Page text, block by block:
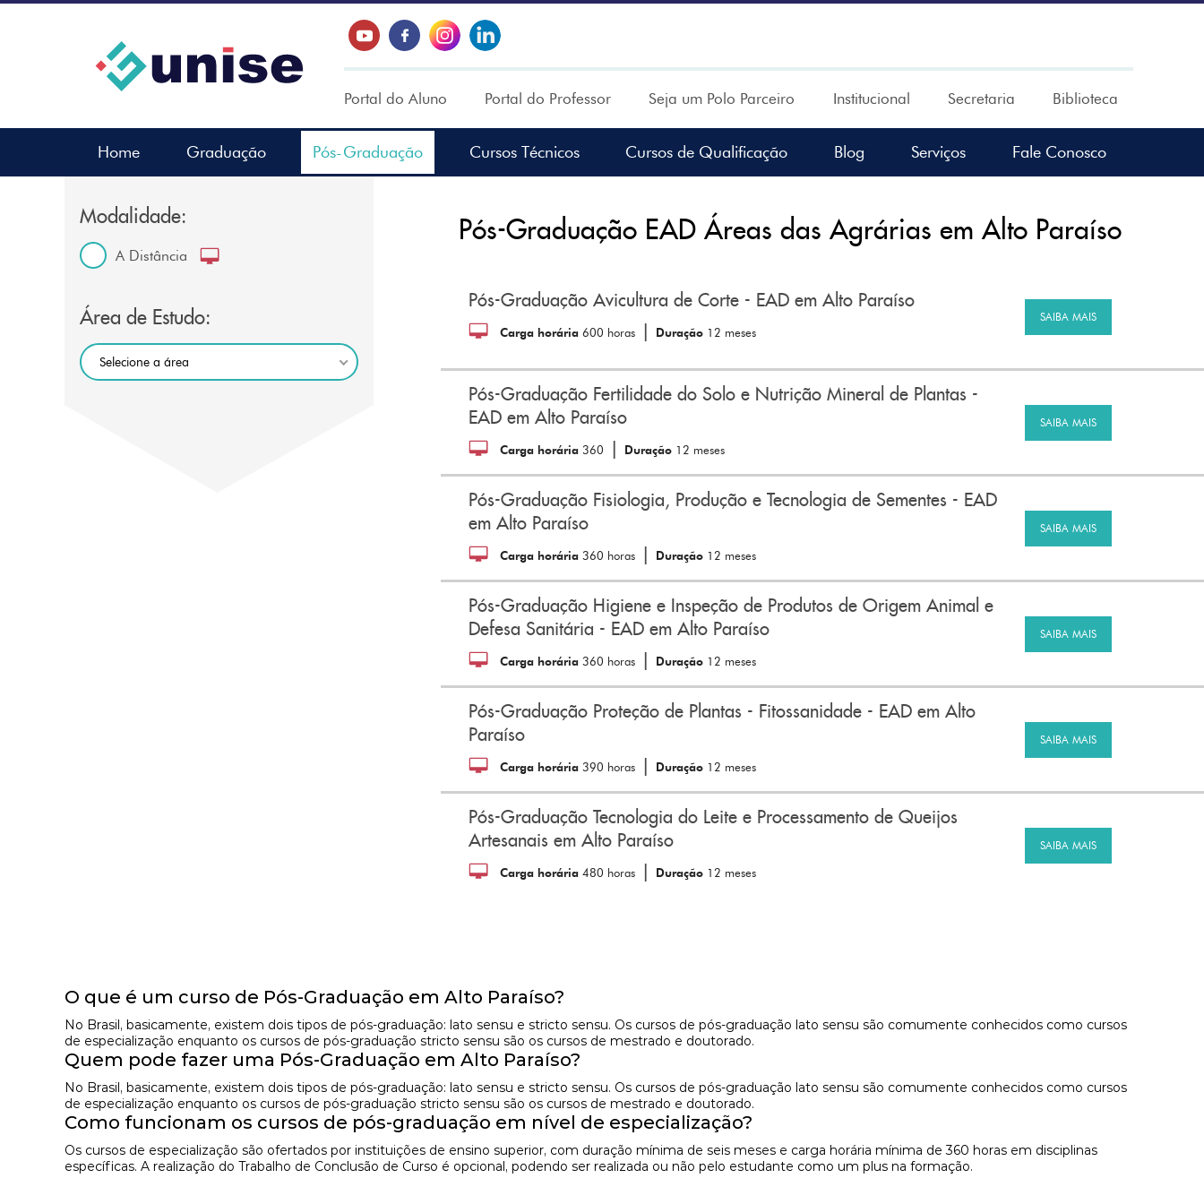
Portal do Aluno Portal do Professor Seja um Polo Parceiro Institucional Secretaria Biblioteca
Home Graduação Pós-Graduação Cursos Técnicos Cursos de Qualificação Blog Serviços Fale Conosco
Modalidade:
A Distância
Área de Estudo:
Selecione a área
Pós-Graduação EAD Áreas das Agrárias em Alto Paraíso
Pós-Graduação Avicultura de Corte - EAD em Alto Paraíso
Carga horária600 horas | Duração 12 meses
SAIBA MAIS
Pós-Graduação Fertilidade do Solo e Nutrição Mineral de Plantas -
EAD em Alto Paraíso
Carga horária360 | Duração 12 meses
SAIBA MAIS
Pós-Graduação Fisiologia, Produção e Tecnologia de Sementes - EAD
em Alto Paraíso
Carga horária360 horas | Duração 12 meses
SAIBA MAIS
Pós-Graduação Higiene e Inspeção de Produtos de Origem Animal e
Defesa Sanitária - EAD em Alto Paraíso
Carga horária360 horas | Duração 12 meses
SAIBA MAIS
Pós-Graduação Proteção de Plantas - Fitossanidade - EAD em Alto
Paraíso
Carga horária390 horas | Duração 12 meses
SAIBA MAIS
Pós-Graduação Tecnologia do Leite e Processamento de Queijos
Artesanais em Alto Paraíso
Carga horária480 horas | Duração 12 meses
SAIBA MAIS
O que é um curso de Pós-Graduação em Alto Paraíso?
No Brasil, basicamente, existem dois tipos de pós-graduação: lato sensu e stricto sensu. Os cursos de pós-graduação lato sensu são comumente conhecidos como cursos
de especialização enquanto os cursos de pós-graduação stricto sensu são os cursos de mestrado e doutorado.
Quem pode fazer uma Pós-Graduação em Alto Paraíso?
No Brasil, basicamente, existem dois tipos de pós-graduação: lato sensu e stricto sensu. Os cursos de pós-graduação lato sensu são comumente conhecidos como cursos
de especialização enquanto os cursos de pós-graduação stricto sensu são os cursos de mestrado e doutorado.
Como funcionam os cursos de pós-graduação em nível de especialização?
Os cursos de especialização são ofertados por instituições de ensino superior, com duração mínima de seis meses e carga horária mínima de 360 horas em disciplinas
específicas. A realização do Trabalho de Conclusão de Curso é opcional, podendo ser realizada ou não pelo estudante como um plus na formação.